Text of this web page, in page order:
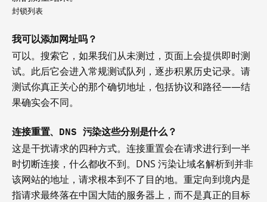
封锁列表
我可以添加网址吗？
可以。搜索它，如果我们从未测过，页面上会提供即时测
试。此后它会进入常规测试队列，逐步积累历史记录。请
测试你真正关心的那个确切地址，包括协议和路径——结
果确实会不同。
连接重置、DNS 污染这些分别是什么？
这是干扰请求的四种方式。连接重置会在请求进行到一半
时切断连接，什么都收不到。DNS 污染让域名解析到并非
该网站的地址，请求根本到不了目的地。重定向到境内是
指请求最终落在中国大陆的服务器上，而不是真正的目标